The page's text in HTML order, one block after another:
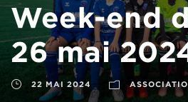
Week-end
26 mai
22 MAI 2024